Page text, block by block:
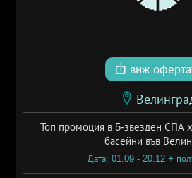
виж
Топ промоция в 5-звезден СПА
басейни във
Дата: 01.09 - 20.12 +